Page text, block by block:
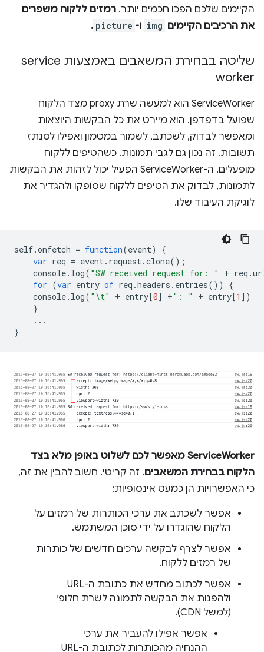
הקיימים שלכם הפכו חכמים יותר. רמזים ללקוח משפרים
את הרכיבים הקיימים img ו- picture
.
שליטה בבחירת המשאבים באמצעות service
worker
ServiceWorker הוא למעשה שרת proxy מצד הלקוח
שפועל בדפדפן. הוא מיירט את כל הבקשות היוצאות
ומאפשר לבדוק, לשכתב, לשמור במטמון ואפילו לסנתז
תשובות. זה נכון גם לגבי תמונות. כשהטיפים ללקוח
מופעלים, ה-ServiceWorker הפעיל יכול לזהות את הבקשות
לתמונות, לבדוק את הטיפים ללקוח שסופקו ולהגדיר את
לוגיקת העיבוד שלו.
self.onfetch = function(event)
{
var req = event. request.clone();
console. log( "SW received request for: " + req .
for (var entry of req .headers . entries())
{
console. log( "\t" + entry [0] +": " + entry [1 ])
}
...
}
ServiceWorker מאפשר לכם לשלוט באופן מלא בצד
הלקוח בבחירת המשאבים. זה קריטי. חשוב להבין את זה,
כי האפשרויות הן כמעט אינסופיות:
אפשר לשכתב את ערכי הכותרות של רמזים על
הלקוח שהוגדרו על ידי סוכן המשתמש.
אפשר לצרף לבקשה ערכים חדשים של כותרות
של רמזים ללקוח.
אפשר לכתוב מחדש את כתובת ה-URL
ולהפנות את הבקשה לתמונה לשרת חלופי
(למשל CDN).
אפשר אפילו להעביר את ערכי
ההנחיה מהכותרות לכתובת ה-URL